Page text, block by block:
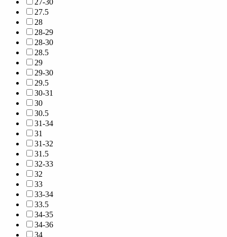
27.5
28
28-29
28-30
28.5
29
29-30
29.5
30-31
30
30.5
31-34
31
31-32
31.5
32-33
32
33
33-34
33.5
34-35
34-36
34